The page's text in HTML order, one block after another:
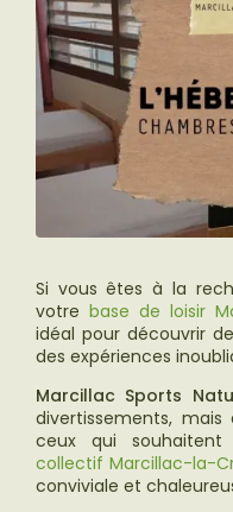
Si vous êtes à la
votre base de loisir
idéal pour découvrir
des expériences
Marcillac Sports
divertissements,
ceux qui souhaitent
collectif Marcillac-la-
conviviale et